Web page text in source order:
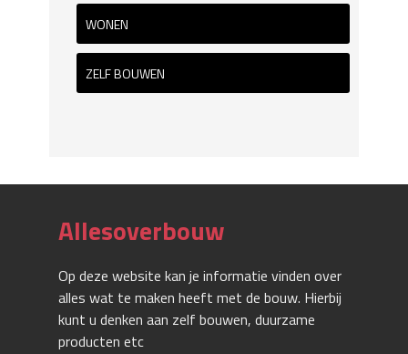
WONEN
ZELF BOUWEN
Allesoverbouw
Op deze website kan je informatie vinden over
alles wat te maken heeft met de bouw. Hierbij
kunt u denken aan zelf bouwen, duurzame
producten etc